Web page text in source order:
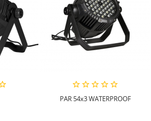
PAR 54x3 WATERPROOF